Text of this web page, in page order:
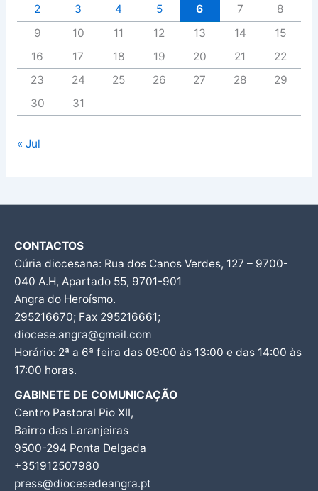
2
3 4 5 6 7
8
9
10 11 12 13 14
15
16
17 18 19 20 21
22
23
24 25 26 27 28
29
30
31
« Jul
CONTACTOS
Cúria diocesana: Rua dos Canos Verdes, 127 – 9700-
040 A.H, Apartado 55, 9701-901
Angra do Heroísmo.
295216670; Fax 295216661;
diocese.angra@gmail.com
Horário: 2ª a 6ª feira das 09:00 às 13:00 e das 14:00 às
17:00 horas.
GABINETE DE COMUNICAÇÃO
Centro Pastoral Pio XII,
Bairro das Laranjeiras
9500-294 Ponta Delgada
+351912507980
press@diocesedeangra.pt